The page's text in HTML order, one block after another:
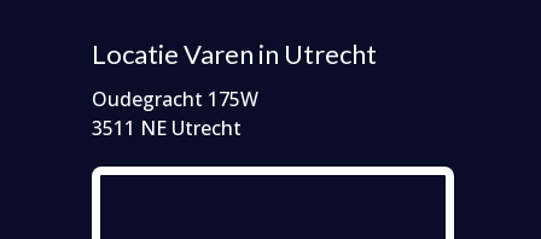
Locatie Varen in Utrecht
Oudegracht 175W
3511 NE Utrecht